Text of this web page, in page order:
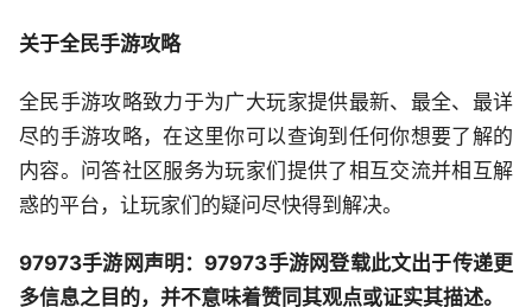
关于全民手游攻略
全民手游攻略致力于为广大玩家提供最新、最全、最详
尽的手游攻略，在这里你可以查询到任何你想要了解的
内容。问答社区服务为玩家们提供了相互交流并相互解
惑的平台，让玩家们的疑问尽快得到解决。
97973手游网声明：97973手游网登载此文出于传递更
多信息之目的，并不意味着赞同其观点或证实其描述。